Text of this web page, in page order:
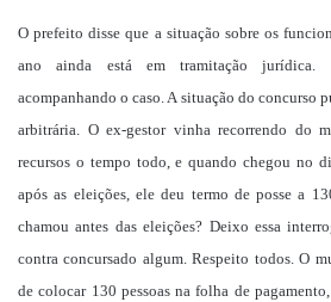
O prefeito disse que a situação sobre os
ano ainda está em tramitação jurídica.
acompanhando o caso. A situação do concurso
arbitrária. O ex-gestor vinha recorrendo do
recursos o tempo todo, e quando chegou no
após as eleições, ele deu termo de posse a
chamou antes das eleições? Deixo essa
contra concursado algum. Respeito todos. O
de colocar 130 pessoas na folha de